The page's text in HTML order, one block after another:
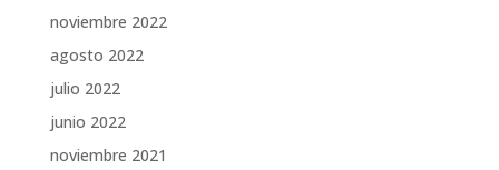
noviembre 2022
agosto 2022
julio 2022
junio 2022
noviembre 2021